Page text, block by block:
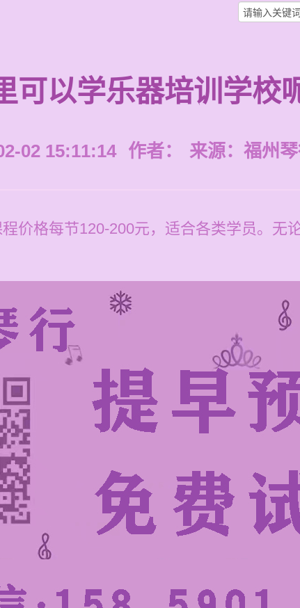
可以学乐器培训学校
02 15:11:14 作者： 来源： 福州
价格每节120-200元，适合各类学员。无